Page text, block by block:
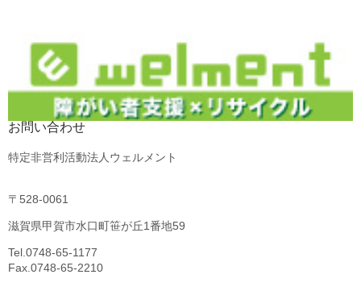
お問い合わせ
特定非営利活動法人ウェルメント
〒528-0061
滋賀県甲賀市水口町笹が丘1番地59
Tel.0748-65-1177
Fax.0748-65-2210